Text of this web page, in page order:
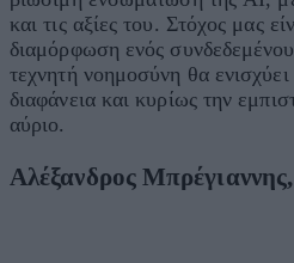
και τις αξίες του. Στόχος μας
διαμόρφωση ενός
τεχνητή νοημοσύνη θα
διαφάνεια και κυρίως την
αύριο.
Αλέξανδρος